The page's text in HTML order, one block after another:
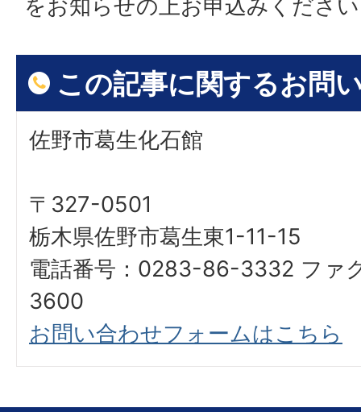
をお知らせの上お申込みくださ
この記事に関するお問
佐野市葛生化石館
〒327-0501
栃木県佐野市葛生東1-11-15
電話番号：0283-86-3332 ファ
3600
お問い合わせフォームはこちら